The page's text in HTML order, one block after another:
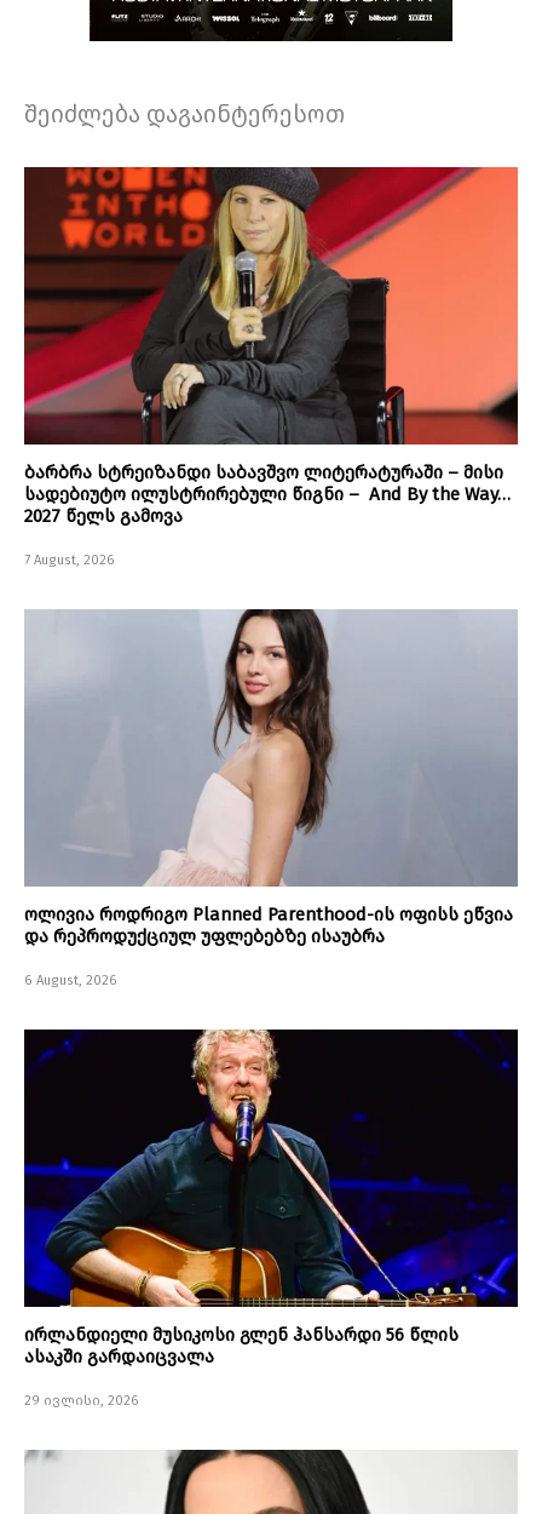
შეიძლება დაგაინტერესოთ
ბარბრა სტრეიზანდი საბავშვო ლიტერატურაში – მისი
სადებიუტო ილუსტრირებული წიგნი – And By the Way…
2027 წელს გამოვა
7 August, 2026
ოლივია როდრიგო Planned Parenthood-ის ოფისს ეწვია
და რეპროდუქციულ უფლებებზე ისაუბრა
6 August, 2026
ირლანდიელი მუსიკოსი გლენ ჰანსარდი 56 წლის
ასაკში გარდაიცვალა
29 ივლისი, 2026